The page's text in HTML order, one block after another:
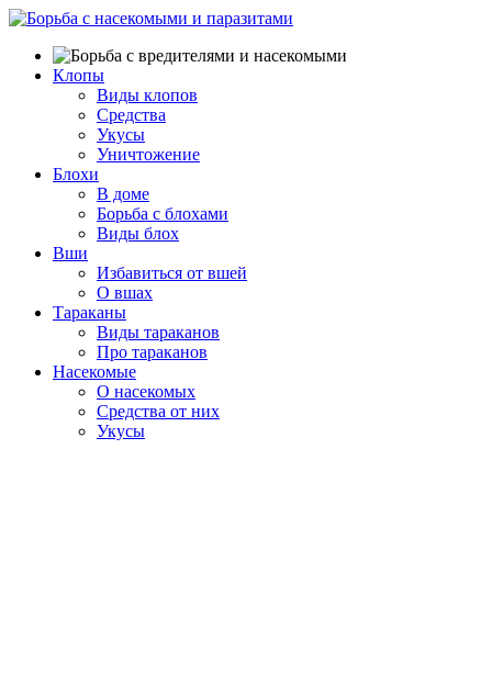
Клопы
Виды клопов
Средства
Укусы
Уничтожение
Блохи
В доме
Борьба с блохами
Виды блох
Вши
Избавиться от вшей
О вшах
Тараканы
Виды тараканов
Про тараканов
Насекомые
О насекомых
Средства от них
Укусы